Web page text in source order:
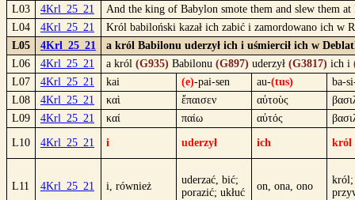
L03
4Krl_25_21
And the king of Babylon smote them and slew them
L04
4Krl_25_21
Król babiloński kazał ich zabić i zamordowano ich w
L05
4Krl_25_21
a król Babilonu uderzył ich i uśmiercił ich w
L06
4Krl_25_21 a król (G935) Babilonu (G897) uderzył (G3817) ich i
L07
4Krl_25_21 kai (e)-pai-sen au-(tus)
ba-
L08
4Krl_25_21 καὶ ἔπαισεν αὐτοὺς
L09
4Krl_25_21 καί παίω αὐτός
L10 4Krl_25_21 i uderzył ich król
L11 4Krl_25_21 i, również
uderzać, bić;
porazić; ukłuć
on, ona, ono
król;